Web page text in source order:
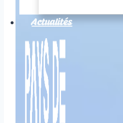
Actualités